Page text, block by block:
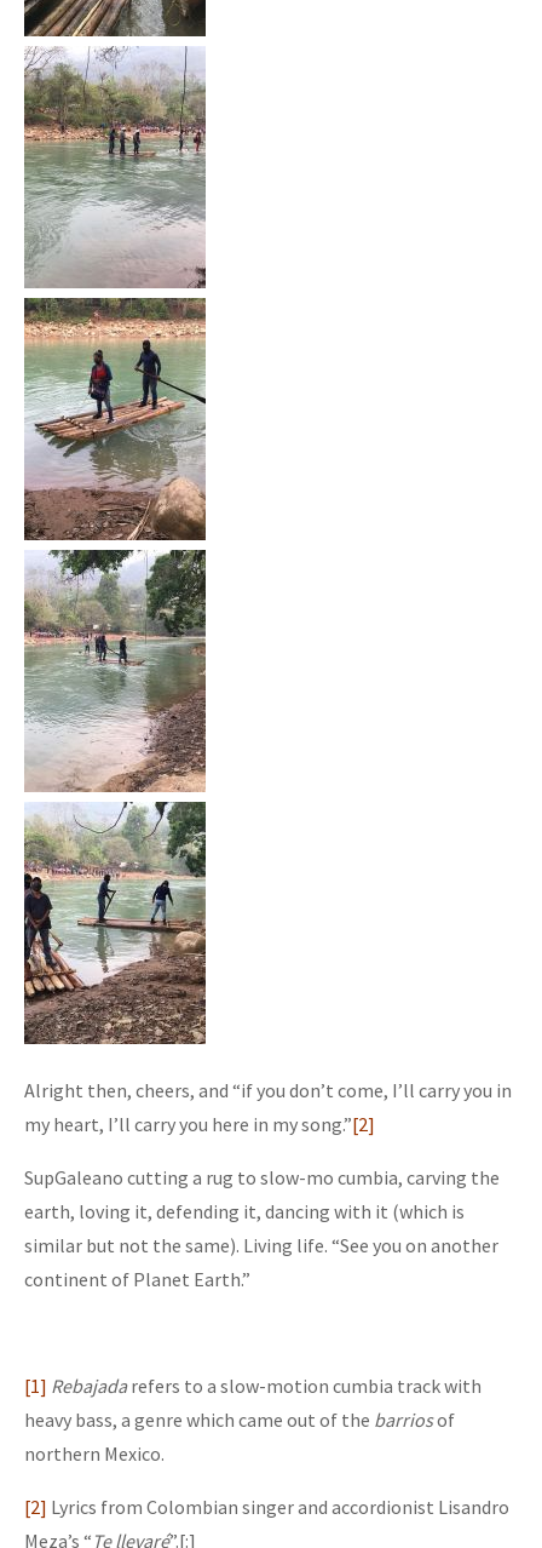
Alright then, cheers, and “if you don’t come, I’ll carry you in
my heart, I’ll carry you here in my song.”[2]
SupGaleano cutting a rug to slow-mo cumbia, carving the
earth, loving it, defending it, dancing with it (which is
similar but not the same). Living life. “See you on another
continent of Planet Earth.”
[1] Rebajadarefers to a slow-motion cumbia track with
heavy bass, a genre which came out of the barriosof
northern Mexico.
[2] Lyrics from Colombian singer and accordionist Lisandro
Meza’s “ Te llevaré”.[:]